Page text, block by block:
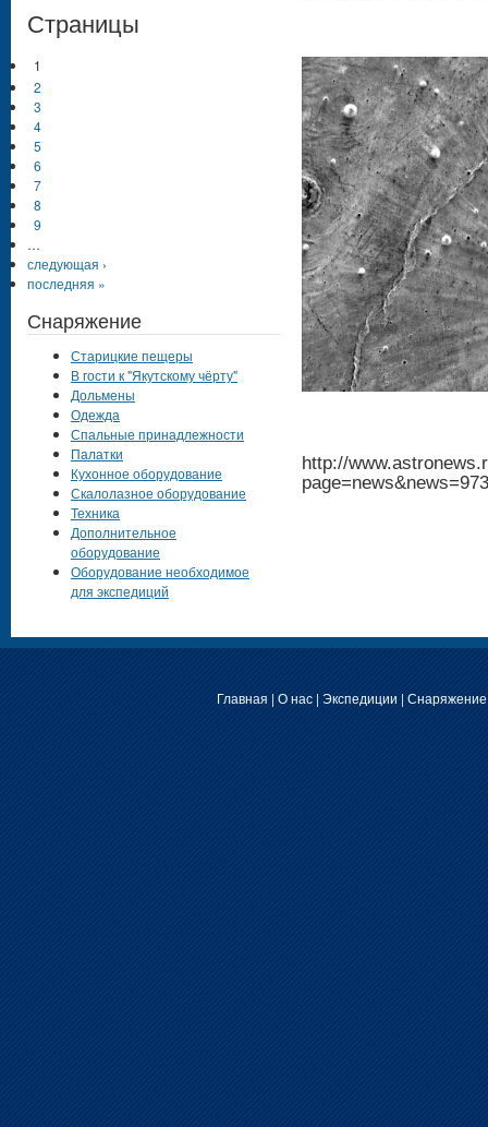
http://
Страницы
1
2
3
4
5
6
7
8
9
…
следующая ›
последняя »
Снаряжение
Старицкие пещеры
В гости к "Якутскому чёрту"
Дольмены
Одежда
Спальные принадлежности
Палатки
Кухонное оборудование
Скалолазное оборудование
Техника
Дополнительное
оборудование
Оборудование необходимое
для экспедиций
Главная | О нас| Экспедиции | Снаряжение